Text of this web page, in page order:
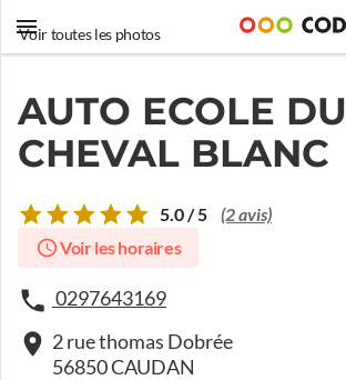
Voir toutes les photos
AUTO ECOLE DU
CHEVAL BLANC
5.0 / 5 (2 avis)
Voir les horaires
0297643169
2 rue thomas Dobrée
56850 CAUDAN